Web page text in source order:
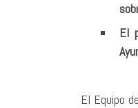
El
El Equipo